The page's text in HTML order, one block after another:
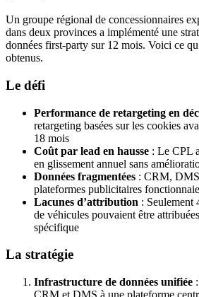
Un groupe régional de concessionnaires
dans deux provinces a implémenté une
données first-party sur 12 mois. Voici ce
obtenus.
Le défi
Performance de retargeting en
retargeting basées sur les cookies
18 mois
Coût par lead en hausse : Le CPL
en glissement annuel sans
Données fragmentées : CRM,
plateformes publicitaires
Lacunes d’attribution : Seulement
de véhicules pouvaient être
spécifique
La stratégie
Infrastructure de données unifiée
CRM et DMS à une plateforme